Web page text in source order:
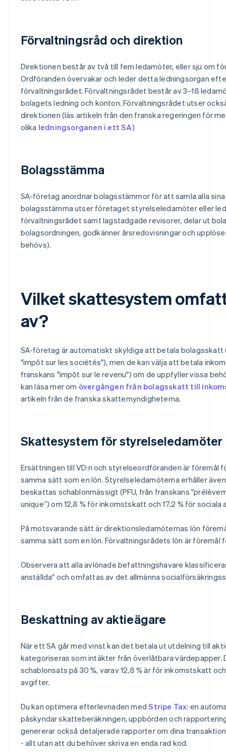
Förvaltningsråd och direktion
Direktionen består av två till fem ledamöter, eller sju om
Ordföranden övervakar och leder detta ledningsorgan
förvaltningsrådet. Förvaltningsrådet består av 3–18
bolagets ledning och konton. Förvaltningsrådet utser
direktionen (läs artikeln från den franska regeringen för
olika ledningsorganen i ett SA)
Bolagsstämma
SA-företag anordnar bolagsstämmor för att samla alla
bolagsstämma utser företaget styrelseledamöter eller
förvaltningsrådet samt lagstadgade revisorer, delar ut
bolagsordningen, godkänner årsredovisningar och
behövs).
Vilket skattesystem
av?
SA-företag är automatiskt skyldiga att betala bolagsskatt
"impôt sur les sociétés"), men de kan välja att betala
franskans "impôt sur le revenu") om de uppfyller vissa
kan läsa mer om övergången från bolagsskatt till
artikeln från de franska skattemyndigheterna.
Skattesystem för styrelseledamöter
Ersättningen till VD:n och styrelseordföranden är föremål
samma sätt som en lön. Styrelseledamöterna erhåller
beskattas schablonmässigt (PFU, från franskans
unique”) om 12,8 % för inkomstskatt och 17,2 % för sociala
På motsvarande sätt är direktionsledamöternas lön
samma sätt som en lön. Förvaltningsrådets lön är föremål
Observera att alla avlönade befattningshavare
anställda" och omfattas av det allmänna
Beskattning av aktieägare
När ett SA går med vinst kan det betala ut utdelning till
kategoriseras som intäkter från överlåtbara värdepapper.
schablonsats på 30 %, varav 12,8 % är för inkomstskatt
avgifter.
Du kan optimera efterlevnaden medStripe Tax: en
påskyndar skatteberäkningen, uppbörden och
genererar också detaljerade rapporter om dina
- allt utan att du behöver skriva en enda rad kod.